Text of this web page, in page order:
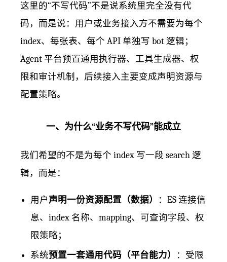
这里的“不写代码”不是说系统里完全没有代
码，而是说：用户或业务接入方不需要为每个
index、每张表、每个 API 单独写 bot 逻辑；
Agent 平台预置通用执行器、工具生成器、权
限和审计机制，后续接入主要变成声明资源与
配置策略。
一、为什么“业务不写代码”能成立
我们希望的不是为每个 index 写一段 search 逻
辑，而是：
用户 声明一份资源配置（数据）
：ES 连接信
息、index 名称、mapping、可查询字段、权
限策略；
系统预置一套通用代码（平台能力）
：受限